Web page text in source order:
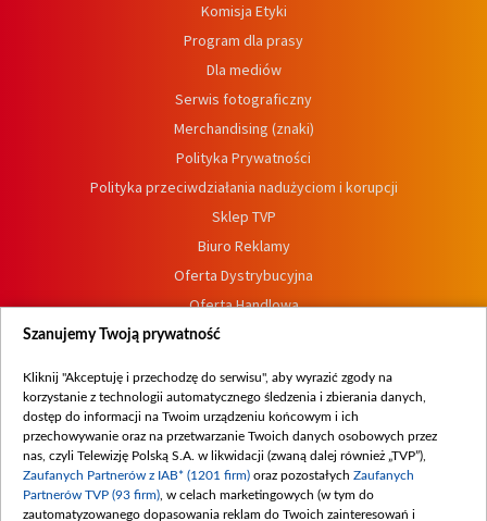
Komisja Etyki
Program dla prasy
Dla mediów
Serwis fotograficzny
Merchandising (znaki)
Polityka Prywatności
Polityka przeciwdziałania nadużyciom i korupcji
Sklep TVP
Biuro Reklamy
Oferta Dystrybucyjna
Oferta Handlowa
Dostępność
Procedura zgłoszeń wewnętrznych
Szanujemy Twoją prywatność
Kliknij "Akceptuję i przechodzę do serwisu", aby wyrazić zgody na
korzystanie z technologii automatycznego śledzenia i zbierania danych,
dostęp do informacji na Twoim urządzeniu końcowym i ich
przechowywanie oraz na przetwarzanie Twoich danych osobowych przez
nas, czyli Telewizję Polską S.A. w likwidacji (zwaną dalej również „TVP”),
Zaufanych Partnerów z IAB* (1201 firm) oraz pozostałych Zaufanych
Partnerów TVP (93 firm) , w celach marketingowych (w tym do
zautomatyzowanego dopasowania reklam do Twoich zainteresowań i